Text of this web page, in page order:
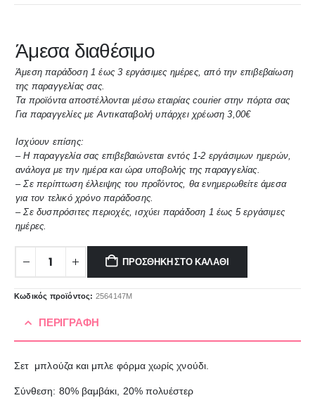
Άμεσα διαθέσιμο
Άμεση παράδοση 1 έως 3 εργάσιμες ημέρες, από την επιβεβαίωση
της παραγγελίας σας.
Τα προϊόντα αποστέλλονται μέσω εταιρίας courier στην πόρτα σας
Για παραγγελίες με Αντικαταβολή υπάρχει χρέωση 3,00€
Ισχύουν επίσης:
– Η παραγγελία σας επιβεβαιώνεται εντός 1-2 εργάσιμων ημερών,
ανάλογα με την ημέρα και ώρα υποβολής της παραγγελίας.
– Σε περίπτωση έλλειψης του προΐόντος, θα ενημερωθείτε άμεσα
για τον τελικό χρόνο παράδοσης.
– Σε δυσπρόσιτες περιοχές, ισχύει παράδοση 1 έως 5 εργάσιμες
ημέρες.
ΠΡΟΣΘΉΚΗ ΣΤΟ ΚΑΛΆΘΙ
Κωδικός προϊόντος: 2564147Μ
ΠΕΡΙΓΡΑΦΉ
Σετ μπλούζα και μπλε φόρμα χωρίς χνούδι.
Σύνθεση: 80% βαμβάκι, 20% πολυέστερ